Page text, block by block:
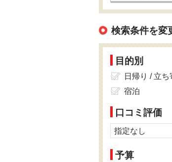
検索条件を変
目的別
日帰り / 立ち
宿泊
口コミ評価
指定なし
予算